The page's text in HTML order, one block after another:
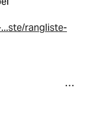
rangliste-